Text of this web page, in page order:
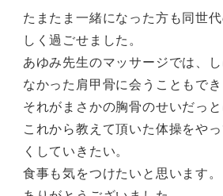
たまたま一緒になった方も同世
しく過ごせました。
あゆみ先生のマッサージでは、
なかった肩甲骨に会うこともでき
それがまさかの胸骨のせいだっと
これから教えて頂いた体操をや
くしていきたい。
食事も気をつけたいと思います。